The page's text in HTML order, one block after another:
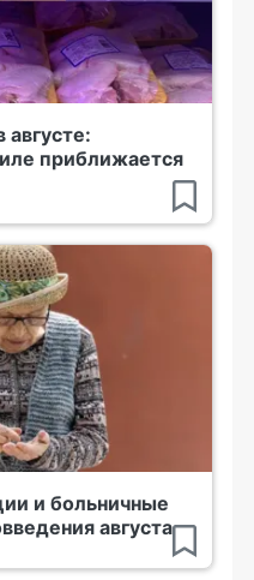
приближается
и больничные
августа